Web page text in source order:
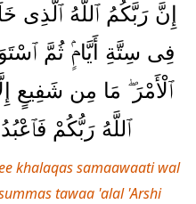
إِنَّ رَبَّكُمُ ٱللَّهُ ٱلَّذِى
فِى سِتَّةِ أَيَّامٍۢ ثُمَّ
ٱلْأَمْرَ ۖ مَا مِن شَفِيعٍ
ٱللَّهُ رَبُّكُمْ
khalaqas samaawaati wal
tawaa 'alal 'Arshi